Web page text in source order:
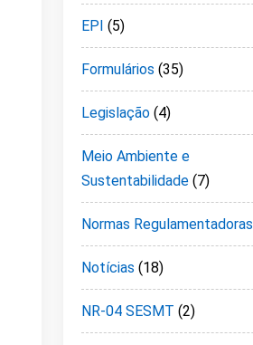
EPI (5)
Formulários (35)
Legislação (4)
Meio Ambiente e
Sustentabilidade (7)
Normas Regulamentadoras
Notícias (18)
NR-04 SESMT (2)